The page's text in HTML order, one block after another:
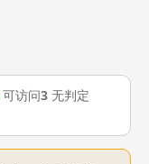
可访问3 无判定